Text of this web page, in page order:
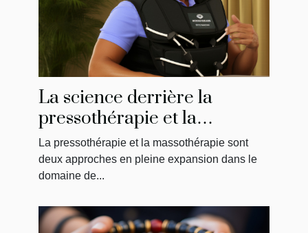
La science derrière la
pressothérapie et la
massothérapie : Comment
ça fonctionne?
La pressothérapie et la massothérapie sont
deux approches en pleine expansion dans le
domaine de...